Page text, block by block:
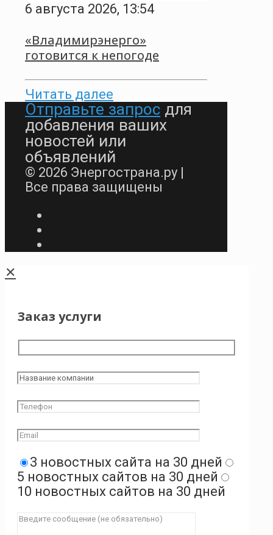
6 августа 2026, 13:54
«Владимирэнерго»
готовится к непогоде
Читать далее
Отправьте запрос для
добавления ваших
новостей или
объявлений
© 2026 Энергострана.ру |
Все права защищены
✕
Заказ услуги
3 новостных сайта на 30 дней
5 новостных сайтов на 30 дней
10 новостных сайтов на 30 дней